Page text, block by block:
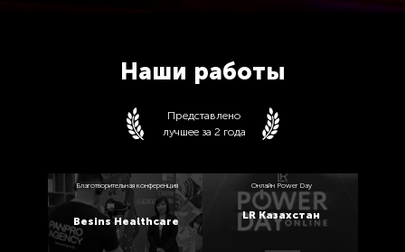
Наши работы
Представлено
лучшее за 2 года
Благотворительная конференция
Besins Healthcare
Онлайн Power Day
LR Казахстан